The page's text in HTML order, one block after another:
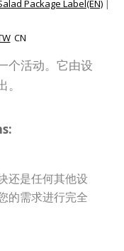
Package Label(EN) |
CN
个活动。它由设
还是任何其他设
的需求进行完全